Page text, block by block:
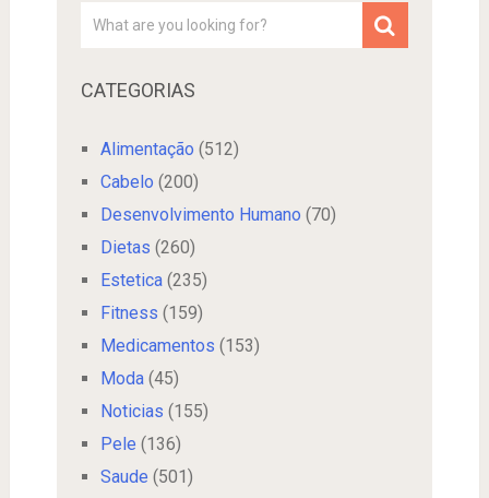
CATEGORIAS
Alimentação (512)
Cabelo (200)
Desenvolvimento Humano (70)
Dietas (260)
Estetica(235)
Fitness (159)
Medicamentos (153)
Moda(45)
Noticias (155)
Pele (136)
Saude (501)